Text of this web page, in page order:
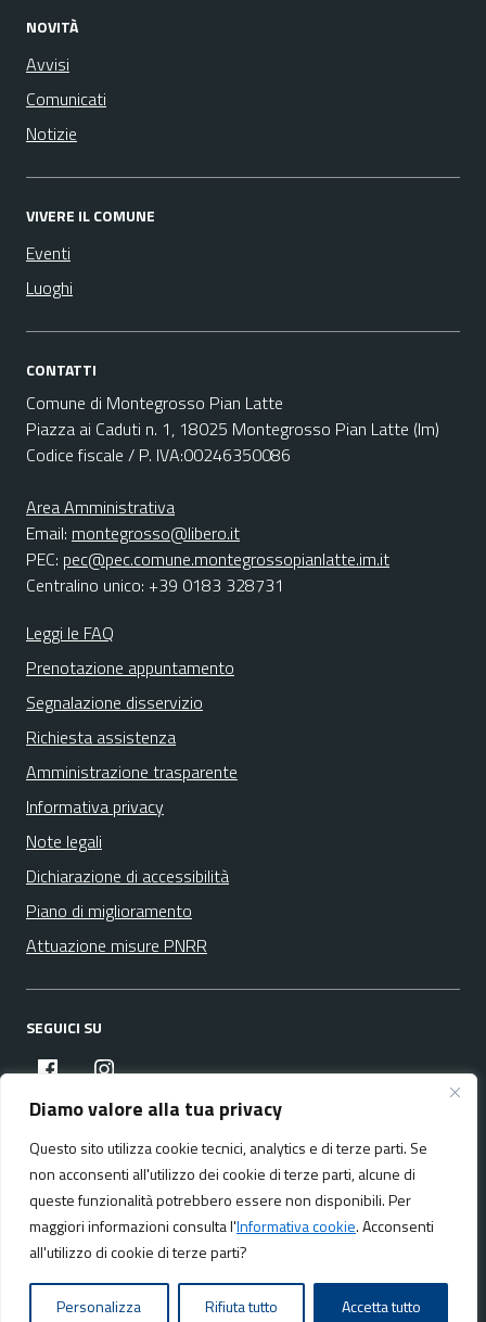
Diamo valore alla tua privacy
Questo sito utilizza cookie tecnici, analytics e di terze parti. Se
non acconsenti all'utilizzo dei cookie di terze parti, alcune di
queste funzionalità potrebbero essere non disponibili. Per
maggiori informazioni consulta l'Informativa cookie. Acconsenti
all'utilizzo di cookie di terze parti?
Personalizza Rifiuta tutto Accetta tutto
NOVITÀ
Avvisi
Comunicati
Notizie
VIVERE IL COMUNE
Eventi
Luoghi
CONTATTI
Comune di Montegrosso Pian Latte
Piazza ai Caduti n. 1, 18025 Montegrosso Pian Latte (Im)
Codice fiscale / P. IVA:00246350086
Area Amministrativa
Email: montegrosso@libero.it
PEC: pec@pec.comune.montegrossopianlatte.im.it
Centralino unico: +39 0183 328731
Leggi le FAQ
Prenotazione appuntamento
Segnalazione disservizio
Richiesta assistenza
Amministrazione trasparente
Informativa privacy
Note legali
Dichiarazione di accessibilità
Piano di miglioramento
Attuazione misure PNRR
SEGUICI SU
facebookinstagram
Media policy Mappa del sito
Realizzato da:NeMeA Sistemi Srl